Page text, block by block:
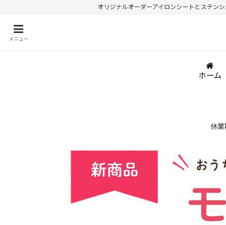
オリジナルオーダーアイロンシートとステン
メニュー
ホーム
休業